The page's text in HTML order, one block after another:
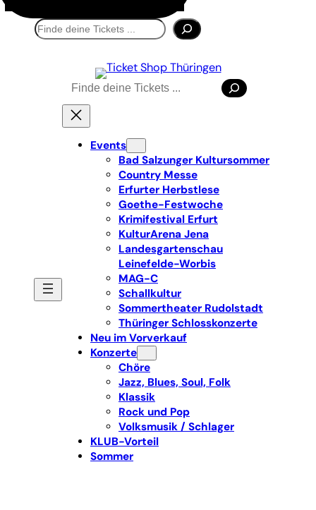
Suchen
Suchen
Events
Bad Salzunger Kultursommer
Country Messe
Erfurter Herbstlese
Goethe-Festwoche
Krimifestival Erfurt
KulturArena Jena
Landesgartenschau
Leinefelde-Worbis
MAG-C
Schallkultur
Sommertheater Rudolstadt
Thüringer Schlosskonzerte
Neu im Vorverkauf
Konzerte
Chöre
Jazz, Blues, Soul, Folk
Klassik
Rock und Pop
Volksmusik / Schlager
KLUB-Vorteil
Sommer
Tickets kaufen